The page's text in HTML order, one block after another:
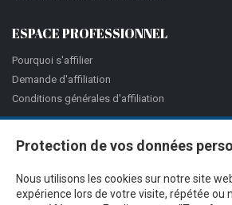
Protection de vos données
Nous utilisons les cookies sur notre site
expérience lors de votre visite, répétée ou
ESPACE PROFESSIONNEL
Pourquoi s'affilier
Demande d'affiliation
Conditions générales d'affiliation